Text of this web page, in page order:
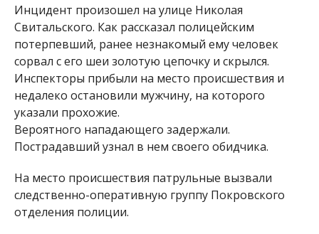
Инцидент произошел на улице Николая
Свитальского. Как рассказал полицейским
потерпевший, ранее незнакомый ему человек
сорвал с его шеи золотую цепочку и скрылся.
Инспекторы прибыли на место происшествия и
недалеко остановили мужчину, на которого
указали прохожие.
Вероятного нападающего задержали.
Пострадавший узнал в нем своего обидчика.
На место происшествия патрульные вызвали
следственно-оперативную группу Покровского
отделения полиции.